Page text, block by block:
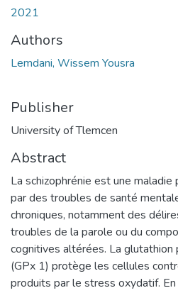
2021
Authors
Lemdani, Wissem Yousra
Publisher
University of Tlemcen
Abstract
La schizophrénie est une
par des troubles de santé
chroniques, notamment des
troubles de la parole ou du
cognitives altérées. La
(GPx 1) protège les cellules
produits par le stress oxydatif.